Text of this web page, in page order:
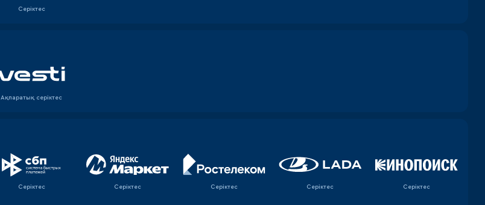
Серіктес
Ақпаратық серiктес
Серіктес Серіктес Серіктес Серіктес Серіктес